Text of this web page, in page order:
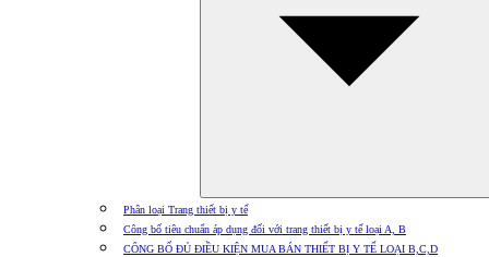
Phân loại Trang thiết bị y tế
Công bố tiêu chuẩn áp dụng đối với trang thiết bị y tế loại A, B
CÔNG BỐ ĐỦ ĐIỀU KIỆN MUA BÁN THIẾT BỊ Y TẾ LOẠI B,C,D